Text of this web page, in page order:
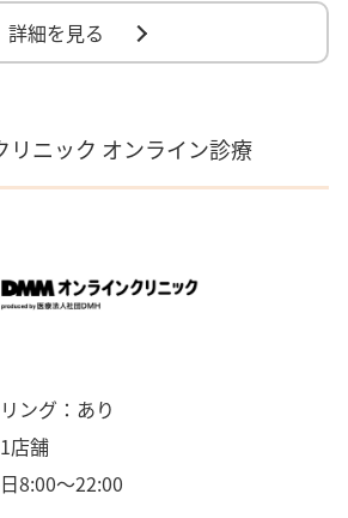
詳細を見る
リニック オンライン診療
ング：あり
店舗
8:00〜22:00